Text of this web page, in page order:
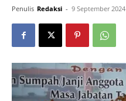
Penulis Redaksi - 9 September 2024